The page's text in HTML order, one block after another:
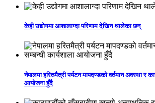
केही उद्योगमा आशालाग्दा परिणाम देखिन थालेका छन्
नेपालमा हरितमैत्री पर्यटन मापदण्डको वर्तमान अवस्था र
आयोजना हुँदै